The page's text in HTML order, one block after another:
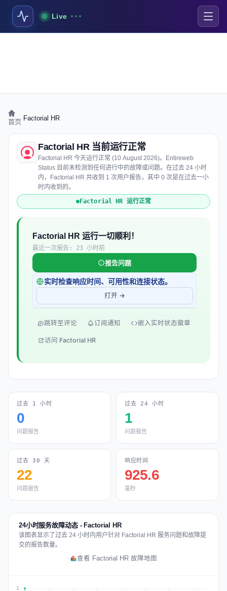
Live
首页 Factorial HR
Factorial HR 当前运行正常
Factorial HR 今天运行正常 (10 August 2026)。Entireweb
Status 目前未检测到任何进行中的故障或问题。在过去 24 小时
内，Factorial HR 共收到 1 次用户报告，其中 0 次是在过去一小
时内收到的。
Factorial HR 运行正常
Factorial HR 运行一切顺利！
最近一次报告: 23 小时前
报告问题
实时检查响应时间、可用性和连接状态。
打开 →
跳转至评论 订阅通知 嵌入实时状态徽章
访问 Factorial HR
过去 1 小时
0
问题报告
过去 24 小时
1
问题报告
过去 30 天
22
问题报告
响应时间
925.6
毫秒
24小时服务故障动态 - Factorial HR
该图表显示了过去 24 小时内用户针对 Factorial HR 服务问题和故障提
交的报告数量。
查看 Factorial HR 故障地图